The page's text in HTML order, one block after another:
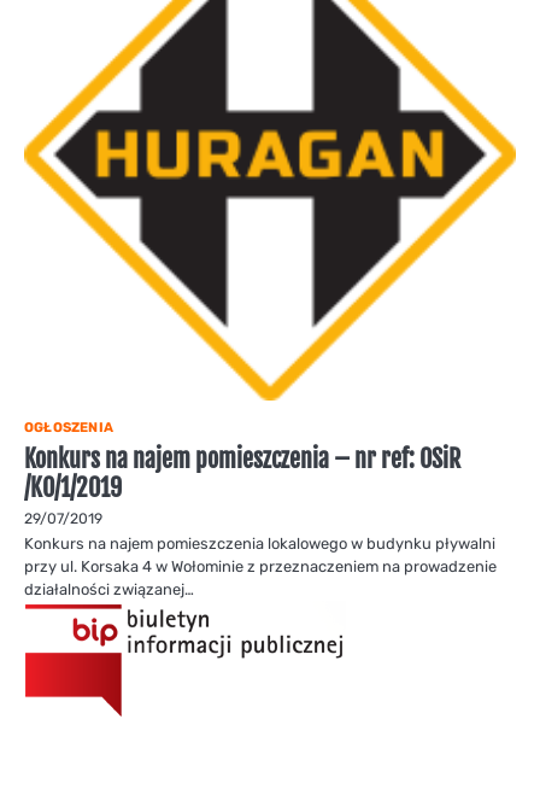
OGŁOSZENIA
Konkurs na najem pomieszczenia – nr ref: OSiR
/KO/1/2019
29/07/2019
Konkurs na najem pomieszczenia lokalowego w budynku pływalni
przy ul. Korsaka 4 w Wołominie z przeznaczeniem na prowadzenie
działalności związanej…